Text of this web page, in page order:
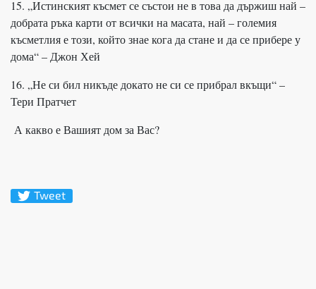
15. „Истинският късмет се състои не в това да държиш най –
добрата ръка карти от всички на масата, най – големия
късметлия е този, който знае кога да стане и да се прибере у
дома“ – Джон Хей
16. „Не си бил никъде докато не си се прибрал вкъщи“ –
Тери Пратчет
А какво е Вашият дом за Вас?
Tweet